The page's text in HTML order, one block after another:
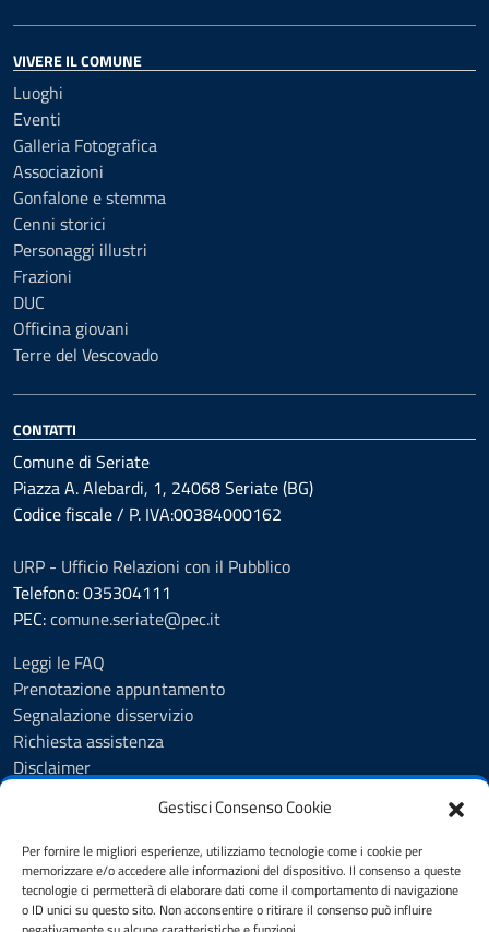
Gestisci Consenso Cookie
Per fornire le migliori esperienze, utilizziamo tecnologie come i cookie per
memorizzare e/o accedere alle informazioni del dispositivo. Il consenso a queste
tecnologie ci permetterà di elaborare dati come il comportamento di navigazione
o ID unici su questo sito. Non acconsentire o ritirare il consenso può influire
VIVERE IL COMUNE
Luoghi
Eventi
Galleria Fotografica
Associazioni
Gonfalone e stemma
Cenni storici
Personaggi illustri
Frazioni
DUC
Officina giovani
Terre del Vescovado
CONTATTI
Comune di Seriate
Piazza A. Alebardi, 1, 24068 Seriate (BG)
Codice fiscale / P. IVA:00384000162
URP - Ufficio Relazioni con il Pubblico
Telefono: 035304111
PEC:comune.seriate@pec.it
Leggi le FAQ
Prenotazione appuntamento
Segnalazione disservizio
Richiesta assistenza
Disclaimer
Cookie Policy
Informativa privacy
Dichiarazione di accessibilità
Note legali